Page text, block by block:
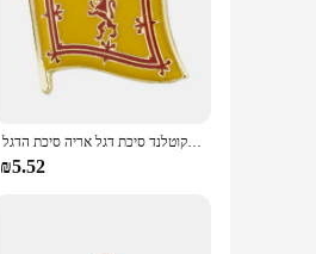
תג אריה סקוטלנד סיכת דגל אריה סיכת הדגל
₪5.52